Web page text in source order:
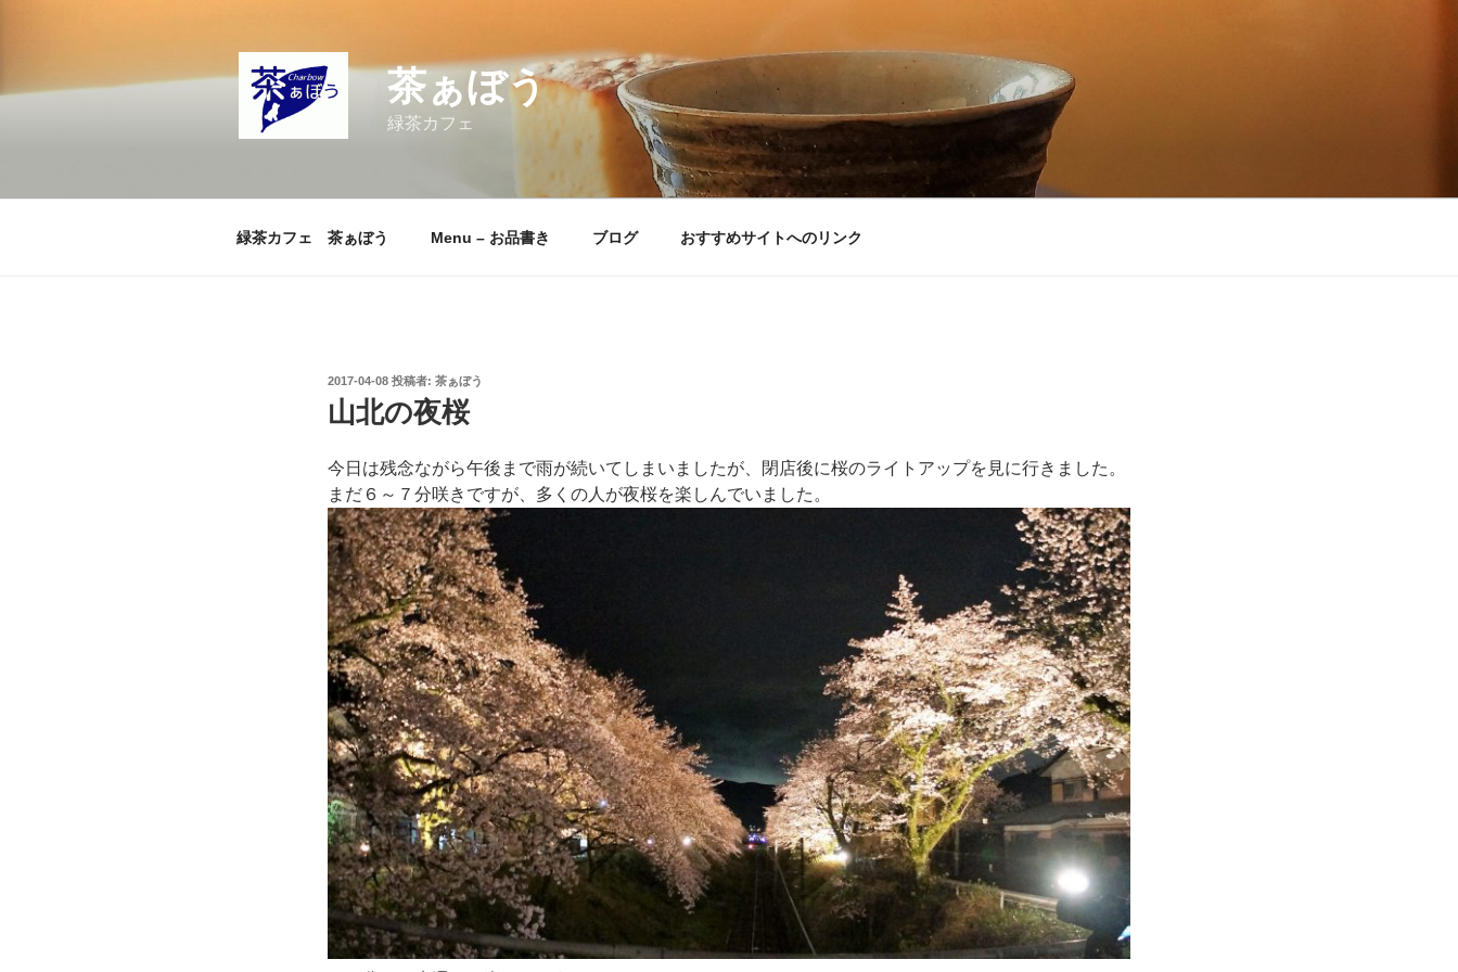
ン
茶ぁぼう
緑茶カフェ
緑茶カフェ 茶ぁぼう Menu – お品書き ブログ おすすめサイトへのリンク
投
2017-04-08 投稿者: 茶ぁぼう
山北の夜桜
今日は残念ながら午後まで雨が続いてしまいましたが、閉店後に桜のライトアップを見に行きました。
まだ６～７分咲きですが、多くの人が夜桜を楽しんでいました。